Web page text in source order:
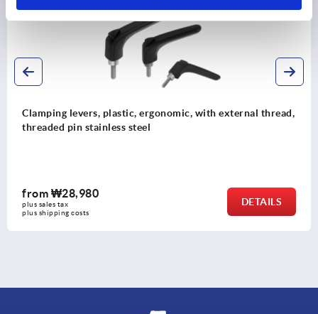
levers, plastic, ergonomic, with external thread,
pin stainless steel
₩28,980
sales tax
shipping costs
DETAILS